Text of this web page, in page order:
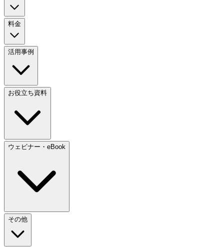
料金
活用事例
お役立ち資料
ウェビナー・eBook
その他